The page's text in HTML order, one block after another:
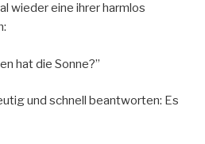
wieder eine ihrer harmlos
hat die Sonne?”
und schnell beantworten: Es